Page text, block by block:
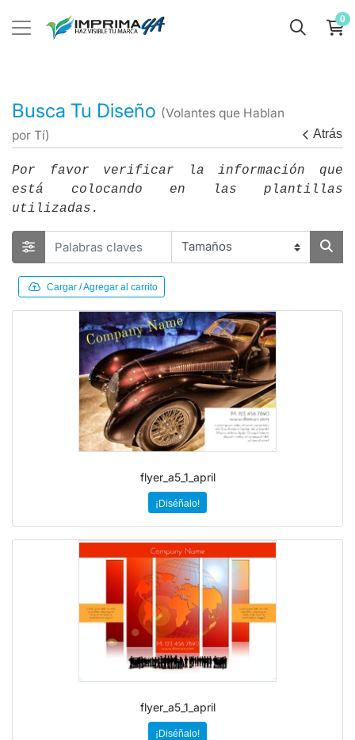
0
Busca Tu Diseño (Volantes que Hablan
por Tí)
Atrás
Por favor verificar la información que
está colocando en las plantillas
utilizadas.
Cargar / Agregar al carrito
flyer_a5_1_april
¡Diséñalo!
flyer_a5_1_april
¡Diséñalo!